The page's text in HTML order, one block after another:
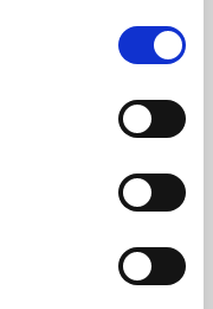
Skal gi bedre